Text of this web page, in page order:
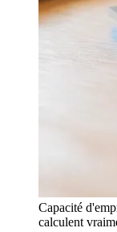
Capacité
calculent